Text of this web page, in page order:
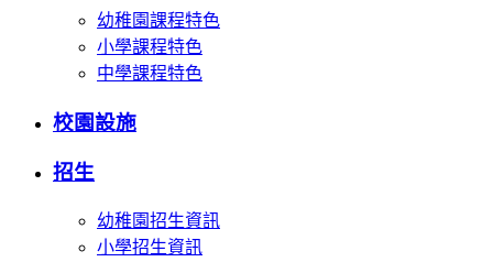
幼稚園課程特色
小學課程特色
中學課程特色
校園設施
招生
幼稚園招生資訊
小學招生資訊